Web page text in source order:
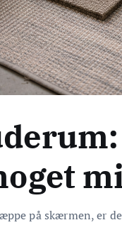
på skærmen, er